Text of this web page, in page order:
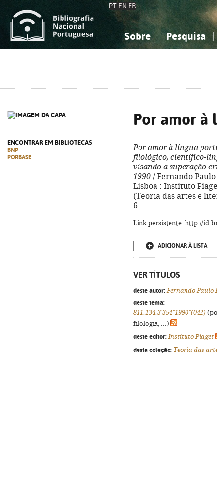
PT EN FR
Sobre Pesquisa
ENCONTRAR EM BIBLIOTECAS
BNP
PORBASE
Por amor à
Por amor à língua
filológico, científico-
visando a superação
1990 / Fernando
Lisboa : Instituto
(Teoria das artes e
6
Link persistente: http://
ADICIONAR À LISTA
VER TÍTULOS
deste autor: Fernando Paulo
deste tema:
811.134.3'354"1990"(042)
filologia, ...)
deste editor: Instituto Piaget
desta coleção: Teoria das